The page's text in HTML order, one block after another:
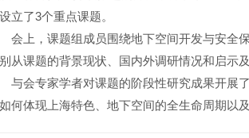
立了3个重点课题。
会上，课题组成员围绕地下空间开发与安全
从课题的背景现状、国内外调研情况和启示
与会专家学者对课题的阶段性研究成果开展
何体现上海特色、地下空间的全生命周期以